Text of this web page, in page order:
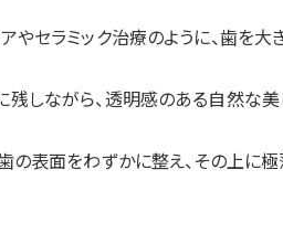
やセラミック治療のように、歯を大
しながら、透明感のある自然な美
の表面をわずかに整え、その上に